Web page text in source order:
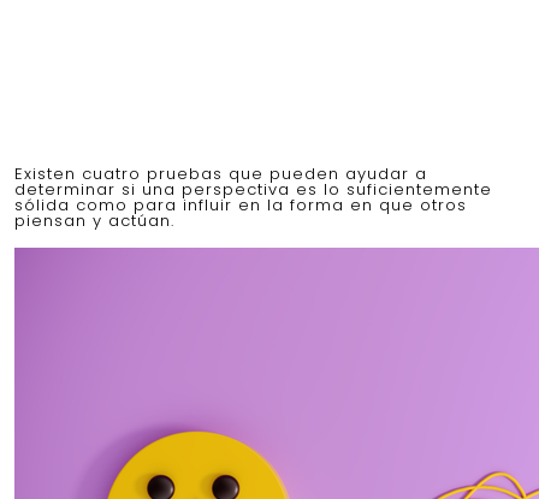
Existen cuatro pruebas que pueden ayudar a
determinar si una perspectiva es lo suficientemente
sólida como para influir en la forma en que otros
piensan y actúan.